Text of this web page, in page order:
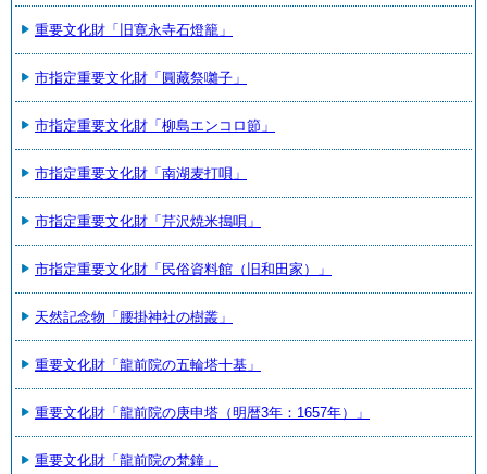
重要文化財「旧寛永寺石燈籠」
市指定重要文化財「圓藏祭囃子」
市指定重要文化財「柳島エンコロ節」
市指定重要文化財「南湖麦打唄」
市指定重要文化財「芹沢焼米搗唄」
市指定重要文化財「民俗資料館（旧和田家）」
天然記念物「腰掛神社の樹叢」
重要文化財「龍前院の五輪塔十基」
重要文化財「龍前院の庚申塔（明暦3年：1657年）」
重要文化財「龍前院の梵鐘」